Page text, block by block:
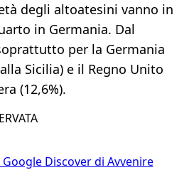
degli altoatesini vanno in
in Germania. Dal
per la Germania
Sicilia) e il Regno Unito
(12,6%).
Discover di Avvenire